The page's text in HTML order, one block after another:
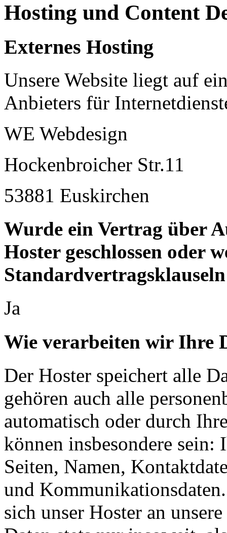
Hosting und Content
Externes Hosting
Unsere Website liegt auf
Anbieters für
WE Webdesign
Hockenbroicher Str.11
53881 Euskirchen
Wurde ein Vertrag über
Hoster geschlossen oder
Ja
Wie verarbeiten wir Ihre
Der Hoster speichert alle
gehören auch alle
automatisch oder durch
können insbesondere sein:
Seiten, Namen,
und
sich unser Hoster an